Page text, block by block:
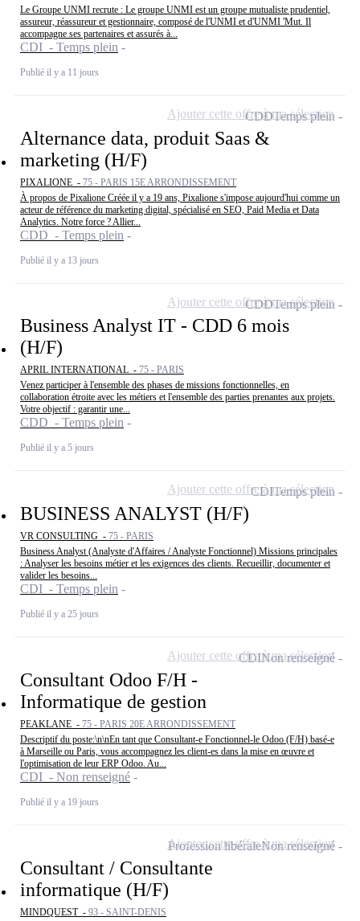
Le Groupe UNMI recrute : Le groupe UNMI est un groupe mutualiste prudentiel,
assureur, réassureur et gestionnaire, composé de l'UNMI et d'UNMI 'Mut. Il
accompagne ses partenaires et assurés à...
CDI - Temps plein
Publié il y a 11 jours
Alternance data, produit Saas &
marketing (H/F)
PIXALIONE - 75 - PARIS 15E ARRONDISSEMENT
À propos de Pixalione Créée il y a 19 ans, Pixalione s'impose aujourd'hui comme un
acteur de référence du marketing digital, spécialisé en SEO, Paid Media et Data
Analytics. Notre force ? Allier...
CDD - Temps plein
Publié il y a 13 jours
CDDTemps plein
Ajouter cette offre à ma sélection
Business Analyst IT - CDD 6 mois
(H/F)
APRIL INTERNATIONAL - 75 - PARIS
Venez participer à l'ensemble des phases de missions fonctionnelles, en
collaboration étroite avec les métiers et l'ensemble des parties prenantes aux projets.
Votre objectif : garantir une...
CDD - Temps plein
Publié il y a 5 jours
CDDTemps plein
Ajouter cette offre à ma sélection
BUSINESS ANALYST (H/F)
VR CONSULTING - 75 - PARIS
Business Analyst (Analyste d'Affaires / Analyste Fonctionnel) Missions principales
: Analyser les besoins métier et les exigences des clients. Recueillir, documenter et
valider les besoins...
CDI - Temps plein
Publié il y a 25 jours
CDITemps plein
Ajouter cette offre à ma sélection
Consultant Odoo F/H -
Informatique de gestion
PEAKLANE - 75 - PARIS 20E ARRONDISSEMENT
Descriptif du poste:\n\nEn tant que Consultant-e Fonctionnel-le Odoo (F/H) basé-e
à Marseille ou Paris, vous accompagnez les client-es dans la mise en œuvre et
l'optimisation de leur ERP Odoo. Au...
CDI - Non renseigné
Publié il y a 19 jours
CDINon renseigné
Ajouter cette offre à ma sélection
Consultant / Consultante
informatique (H/F)
MINDQUEST - 93 - SAINT-DENIS
Profession libéraleNon renseigné
Ajouter cette offre à ma sélection